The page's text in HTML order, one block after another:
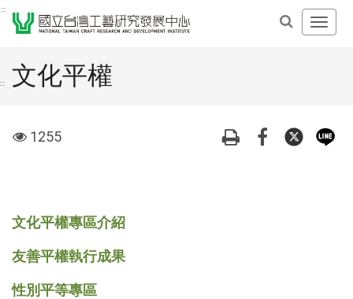
跳
要
內
:::
開
單
::: 文化平權
visit
1255
文化平權專區介紹
友善平權執行成果
性別平等專區